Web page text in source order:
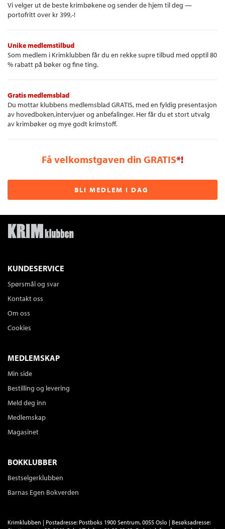
Vi velger ut de beste krimbøkene og sender de hjem til deg —
portofritt over kr 399,-!
Unike medlemstilbud
Som medlem i Krimklubben får du en rekke supre tilbud med opptil 80
% rabatt på bøker og fine ting.
Gratis medlemsblad
Du mottar klubbens medlemsblad GRATIS, med en fyldig presentasjon
av hovedboken,intervjuer og anbefalinger. Her får du et stort utvalg
av krimbøker og mye godt krimstoff.
Få velkomstgaven din GRATIS*!
BLI MEDLEM I DAG
KUNDESERVICE
Spørsmål og svar
Kontakt oss
Om oss
Cookies
MEDLEMSKAP
Min side
Bestilling og levering
Meld deg inn
Medlemskap
Magasinet
BOKKLUBBER
Bestselgerklubben
Barnas Egen Bokverden
Krimklubben | Postadresse: Postboks 1900 Sentrum, 0055 Oslo | Besøksadresse: